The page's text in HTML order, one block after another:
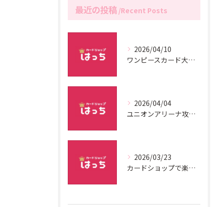
最近の投稿 Recent Posts
2026/04/10
ワンピースカード大会最新開催情報解説
2026/04/04
ユニオンアリーナ攻略の基本戦術解説
2026/03/23
カードショップで楽しむデュエルマスターズ戦略